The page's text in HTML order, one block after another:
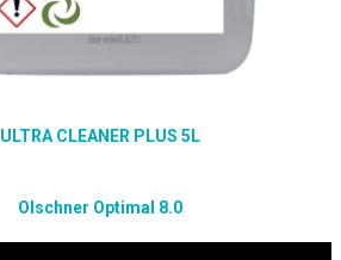
ULTRA CLEANER PLUS 5L
Olschner Optimal 8.0